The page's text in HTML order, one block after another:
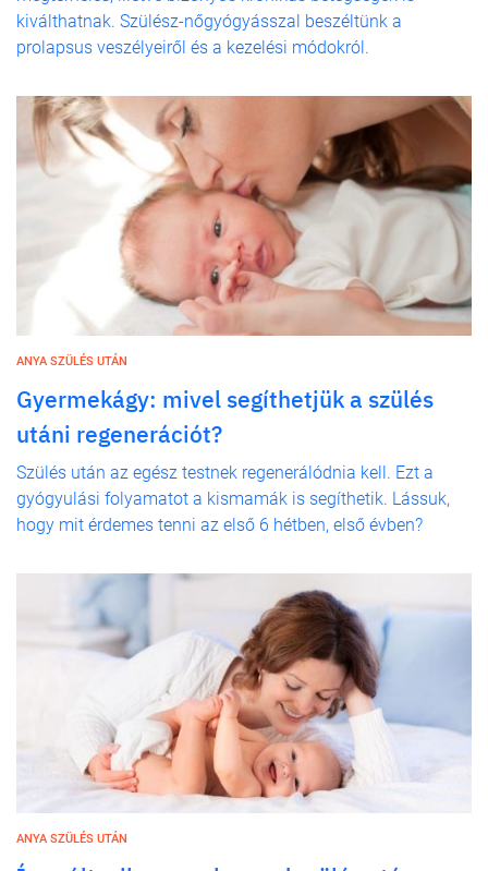
kiválthatnak. Szülész-nőgyógyásszal beszéltünk a
prolapsus veszélyeiről és a kezelési módokról.
ANYA SZÜLÉS UTÁN
Gyermekágy: mivel segíthetjük a szülés
utáni regenerációt?
Szülés után az egész testnek regenerálódnia kell. Ezt a
gyógyulási folyamatot a kismamák is segíthetik. Lássuk,
hogy mit érdemes tenni az első 6 hétben, első évben?
ANYA SZÜLÉS UTÁN